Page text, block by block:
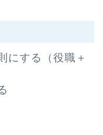
にする（役職＋